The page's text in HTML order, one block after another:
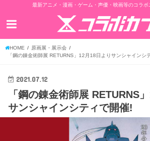
最新アニメ・漫画・ゲーム・声優・映画等のコラボ
HOME
原画展・展示会
「鋼の錬金術師展 RETURNS」12月18日よりサンシャインシ
2021.07.12
「鋼の錬金術師展 RETURNS
サンシャインシティで開催!